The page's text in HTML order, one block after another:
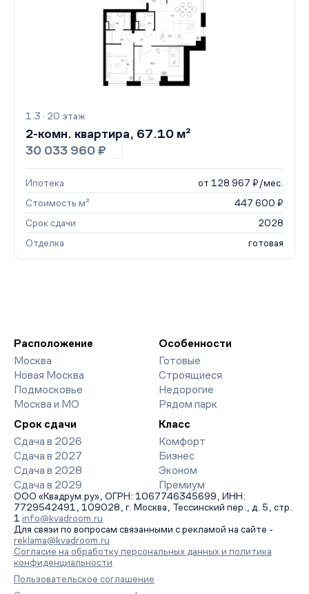
1.3 · 20 этаж
2-комн. квартира, 67.10 м²
30 033 960 ₽
Ипотека
от 128 967 ₽/мес.
Стоимость м²
447 600 ₽
Срок сдачи
2028
Отделка
готовая
Расположение
Москва
Новая Москва
Подмосковье
Москва и МО
Особенности
Готовые
Строящиеся
Недорогие
Рядом парк
Срок сдачи
Сдача в 2026
Сдача в 2027
Сдача в 2028
Сдача в 2029
Класс
Комфорт
Бизнес
Эконом
Премиум
ООО «Квадрум.ру», ОГРН: 1067746345699, ИНН:
7729542491, 109028, г. Москва, Тессинский пер., д. 5, стр.
1 info@kvadroom.ru
Для связи по вопросам связанными с рекламой на сайте -
reklama@kvadroom.ru
Согласие на обработку персональных данных и политика
конфиденциальности
Пользовательское соглашение